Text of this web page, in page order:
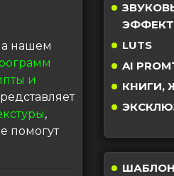
нашем
и
,
помогут
LUTS
AI
КНИГИ,